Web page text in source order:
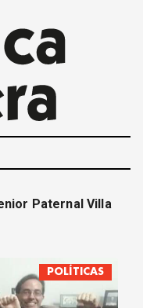
Paternal Villa
POLÍTICAS